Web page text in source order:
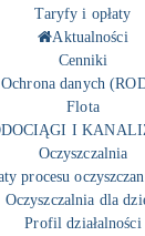
Taryfy i opłaty
Aktualności
Cenniki
Ochrona danych
Flota
I
Oczyszczalnia
procesu
Oczyszczalnia dla
Profil działalności